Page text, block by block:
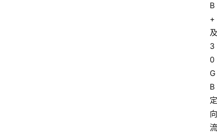
B
+
及
3
0
G
B
定
向
流